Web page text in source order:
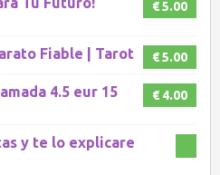
€ 5.00
€ 5.00
Fiable | Tarot
€ 4.00
4.5 eur 15
y te lo explicare